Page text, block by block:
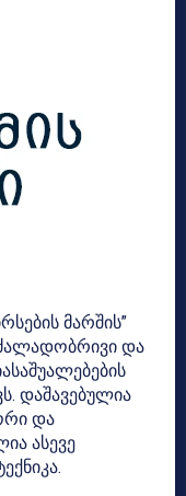
მარშის”
და
დაშავებულია
და
ასევე